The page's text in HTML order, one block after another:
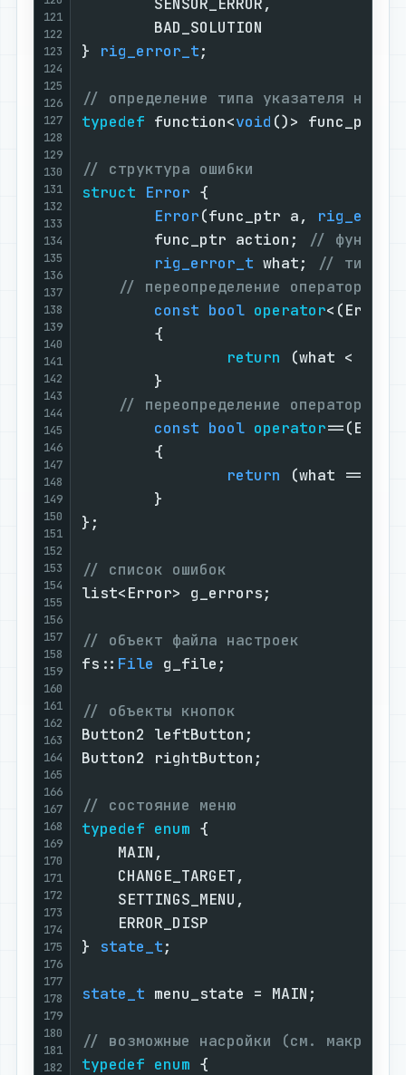
121
122
123
124
125
126
127
128
129
130
131
132
133
134
135
136
137
138
139
140
141
142
143
144
145
146
147
148
149
150
151
152
153
154
155
156
157
158
159
160
161
162
163
164
165
166
167
168
169
170
171
172
173
174
175
176
177
178
179
180
181
182
        BAD_SOLUTION
} rig_error_t;
// определение типа указателя на
typedef function<void ()> func_ptr;
// структура ошибки
struct Error {
Error(func_ptr a,
        func_ptr action;
// функция
rig_error_t what;
// тип
// переопределение оператора
const bool operator<(Error
        {
return (what <
        }
// переопределение оператора
const bool operator
        {
return (what ==
        }
};
// список ошибок
list<Error> g_errors;
// объект файла настроек
fs:: File g_file;
// объекты кнопок
Button2 leftButton;
Button2 rightButton;
// состояние меню
typedef enum {
    MAIN,
    CHANGE_TARGET,
    SETTINGS_MENU,
    ERROR_DISP
} state_t;
state_t menu_state = MAIN;
// возможные насройки (см. макрос
typedef enum